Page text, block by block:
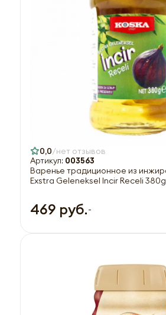
0,0 нет отзывов
Артикул: 003563
Варенье традиционное из
Exstra Geleneksel Incir Receli 380g
469 руб.-